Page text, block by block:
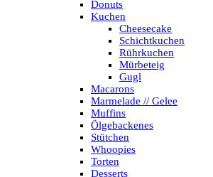
Donuts
Kuchen
Cheesecake
Schichtkuchen
Rührkuchen
Mürbeteig
Gugl
Macarons
Marmelade // Gelee
Muffins
Ölgebackenes
Stütchen
Whoopies
Torten
Desserts